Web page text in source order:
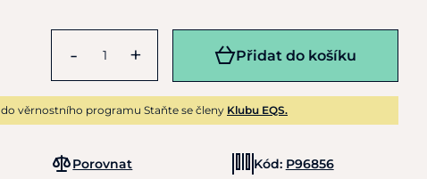
- + Přidat do košíku
do věrnostního programu Staňte se členy Klubu EQS.
Porovnat Kód: P96856